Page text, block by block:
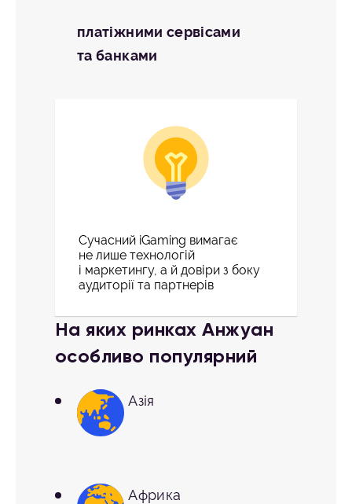
платіжними сервісами
та банками
Сучасний iGaming вимагає
не лише технологій
і маркетингу, а й довіри з боку
аудиторії та партнерів
На яких ринках Анжуан
особливо популярний
Азія
Африка